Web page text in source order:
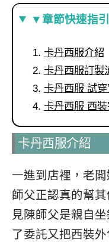
▼章節快速指
卡丹西服介紹
卡丹西服訂製
卡丹西服 試
卡丹西服 西
卡丹西服介紹
一進到店裡，老
師父正認真的幫
見陳師父是親自
了委託又把西裝